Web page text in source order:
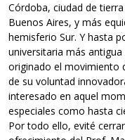
Córdoba, ciudad de
Buenos Aires, y más
hemisferio Sur. Y hasta
universitaria más
originado el movimiento
de su voluntad
interesado en aquel
especiales como hasta
Por todo ello, evité